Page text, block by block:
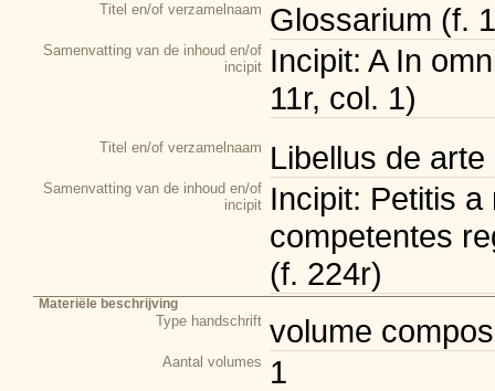
Titel en/of verzamelnaam Glossarium (f.
Samenvatting van de inhoud en/of
incipit Incipit: A In
11r, col. 1)
Titel en/of verzamelnaam Libellus de
Samenvatting van de inhoud en/of
incipit Incipit: Petitis
competentes
(f. 224r)
Materiële beschrijving
Type handschrift volume
Aantal volumes 1